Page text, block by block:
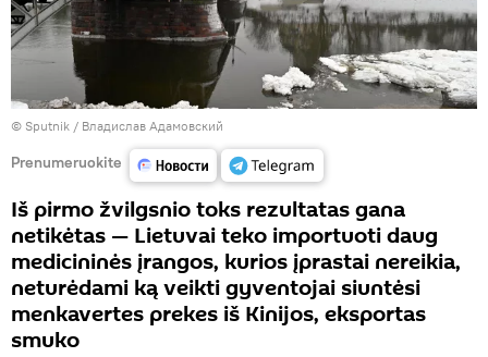
© Sputnik / Владислав Адамовский
Prenumeruokite
Iš pirmo žvilgsnio toks rezultatas gana
netikėtas — Lietuvai teko importuoti daug
medicininės įrangos, kurios įprastai nereikia,
neturėdami ką veikti gyventojai siuntėsi
menkavertes prekes iš Kinijos, eksportas
smuko